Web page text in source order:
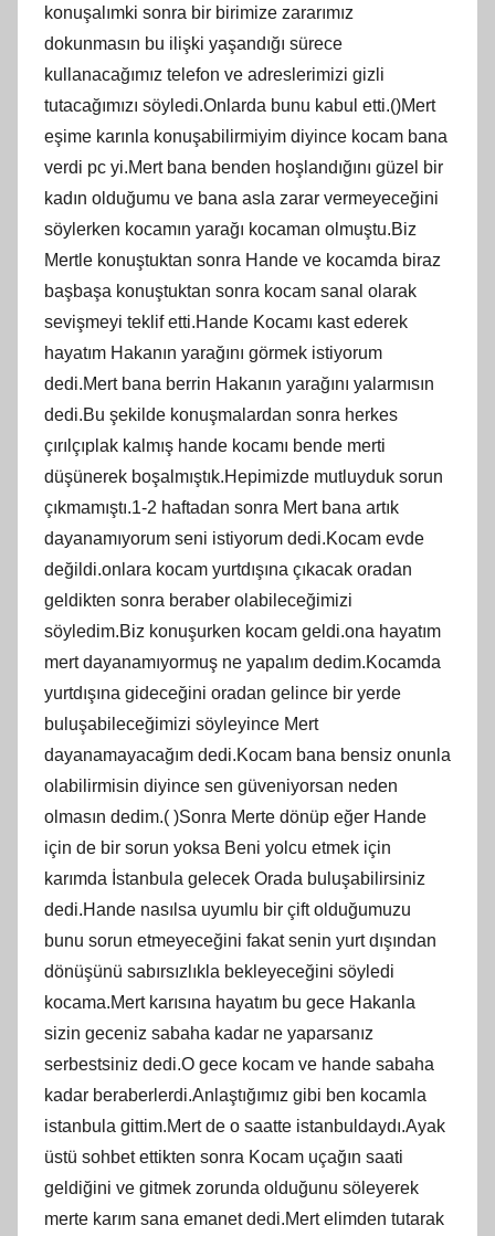
konuşalımki sonra bir birimize zararımız
dokunmasın bu ilişki yaşandığı sürece
kullanacağımız telefon ve adreslerimizi gizli
tutacağımızı söyledi.Onlarda bunu kabul etti.()Mert
eşime karınla konuşabilirmiyim diyince kocam bana
verdi pc yi.Mert bana benden hoşlandığını güzel bir
kadın olduğumu ve bana asla zarar vermeyeceğini
söylerken kocamın yarağı kocaman olmuştu.Biz
Mertle konuştuktan sonra Hande ve kocamda biraz
başbaşa konuştuktan sonra kocam sanal olarak
sevişmeyi teklif etti.Hande Kocamı kast ederek
hayatım Hakanın yarağını görmek istiyorum
dedi.Mert bana berrin Hakanın yarağını yalarmısın
dedi.Bu şekilde konuşmalardan sonra herkes
çırılçıplak kalmış hande kocamı bende merti
düşünerek boşalmıştık.Hepimizde mutluyduk sorun
çıkmamıştı.1-2 haftadan sonra Mert bana artık
dayanamıyorum seni istiyorum dedi.Kocam evde
değildi.onlara kocam yurtdışına çıkacak oradan
geldikten sonra beraber olabileceğimizi
söyledim.Biz konuşurken kocam geldi.ona hayatım
mert dayanamıyormuş ne yapalım dedim.Kocamda
yurtdışına gideceğini oradan gelince bir yerde
buluşabileceğimizi söyleyince Mert
dayanamayacağım dedi.Kocam bana bensiz onunla
olabilirmisin diyince sen güveniyorsan neden
olmasın dedim.( )Sonra Merte dönüp eğer Hande
için de bir sorun yoksa Beni yolcu etmek için
karımda İstanbula gelecek Orada buluşabilirsiniz
dedi.Hande nasılsa uyumlu bir çift olduğumuzu
bunu sorun etmeyeceğini fakat senin yurt dışından
dönüşünü sabırsızlıkla bekleyeceğini söyledi
kocama.Mert karısına hayatım bu gece Hakanla
sizin geceniz sabaha kadar ne yaparsanız
serbestsiniz dedi.O gece kocam ve hande sabaha
kadar beraberlerdi.Anlaştığımız gibi ben kocamla
istanbula gittim.Mert de o saatte istanbuldaydı.Ayak
üstü sohbet ettikten sonra Kocam uçağın saati
geldiğini ve gitmek zorunda olduğunu söleyerek
merte karım sana emanet dedi.Mert elimden tutarak